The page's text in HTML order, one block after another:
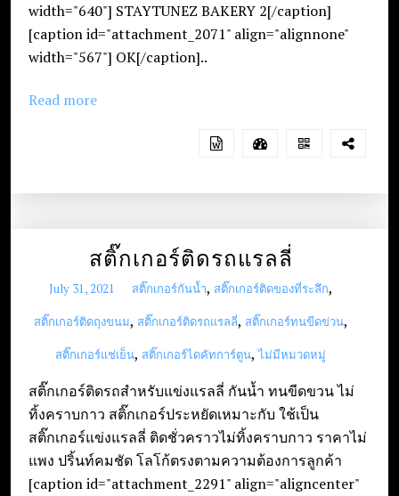
width="640"] STAYTUNEZ BAKERY 2[/caption]
[caption id="attachment_2071" align="alignnone"
width="567"] OK[/caption]..
Read more
สติ๊กเกอร์ติดรถแรลลี่
July 31, 2021 สติ๊กเกอร์กันน้ำ, สติ๊กเกอร์ติดของที่ระลึก,
สติ๊กเกอร์ติดถุงขนม, สติ๊กเกอร์ติดรถแรลลี่, สติ๊กเกอร์ทนขีดข่วน,
สติ๊กเกอร์แช่เย็น, สติ๊กเกอร์ไดคัทการ์ตูน,ไม่มีหมวดหมู่
สติ๊กเกอร์ติดรถสำหรับแข่งแรลลี่ กันน้ำ ทนขีดขวน ไม่
ทิ้งคราบกาว สติ๊กเกอร์ประหยัดเหมาะกับ ใช้เป็น
สติ๊กเกอร์แข่งแรลลี่ ติดชั่วคราวไม่ทิ้งคราบกาว ราคาไม่
แพง ปริ้นท์คมชัด โลโก้ตรงตามความต้องการลูกค้า
[caption id="attachment_2291" align="aligncenter"